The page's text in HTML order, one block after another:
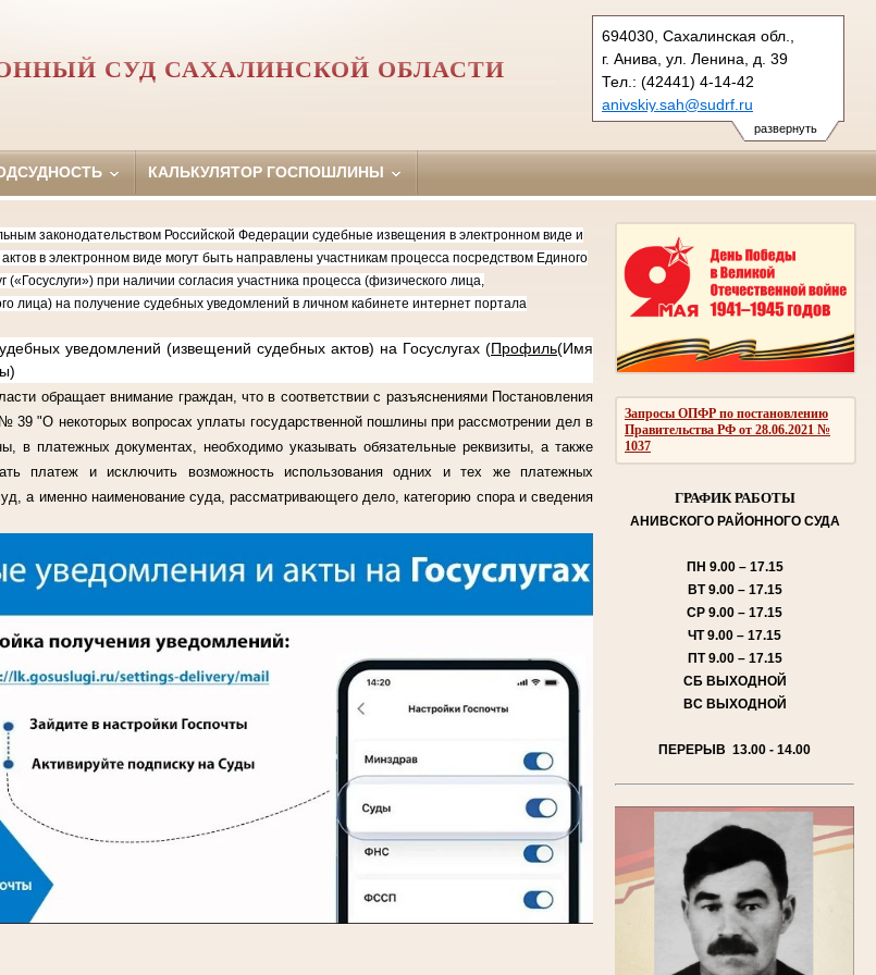
развернуть
694030, Сахалинская обл.,
г. Анива, ул. Ленина, д. 39
Тел.: (42441) 4-14-42
anivskiy.sah@sudrf.ru
СУД САХАЛИНСКОЙ ОБЛАСТИ
КАЛЬКУЛЯТОР ГОСПОШЛИНЫ
Запросы ОПФР по постановлению
Правительства РФ от 28.06.2021 №
1037
ГРАФИК РАБОТЫ
АНИВСКОГО РАЙОННОГО СУДА
ПН 9.00 – 17.15
ВТ9.00 – 17.15
СР 9.00 – 17.15
ЧТ9.00 – 17.15
ПТ9.00 – 17.15
СБ ВЫХОДНОЙ
ВС ВЫХОДНОЙ
ПЕРЕРЫВ 13.00 - 14.00
законодательством Российской Федерации судебные извещения в электронном виде и
в электронном виде могут быть направлены участникам процесса посредством Единого
при наличии согласия участника процесса (физического лица,
лица) на получение судебных уведомлений в личном кабинете интернет портала
уведомлений (извещений судебных актов) на Госуслугах (Профиль(Имя
обращает внимание граждан, что в соответствии с разъяснениями Постановления
"О некоторых вопросах уплаты государственной пошлины при рассмотрении дел в
в платежных документах, необходимо указывать обязательные реквизиты, а также
платеж и исключить возможность использования одних и тех же платежных
а именно наименование суда, рассматривающего дело, категорию спора и сведения